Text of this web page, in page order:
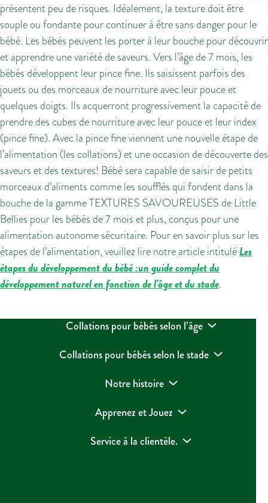
présentent peu de risques. Idéalement, la texture doit être
souple ou fondante pour continuer à être sans danger pour le
bébé. Les bébés peuvent les porter à leur bouche pour découvrir
et apprendre une variété de saveurs. Vers l’âge de 7 mois, les
bébés développent leur pince fine. Ils saisissent parfois des
jouets ou des morceaux de nourriture avec leur pouce et
quelques doigts. Ils acquerront progressivement la capacité de
prendre des cubes de nourriture avec leur pouce et leur index
(pince fine). Avec la pince fine viennent une nouvelle étape de
l’alimentation (les collations) et une occasion de découverte des
saveurs et des textures! Bébé sera capable de saisir de petits
morceaux d’aliments comme les soufflés qui fondent dans la
bouche de la gamme TEXTURES SAVOUREUSES de Little
Bellies pour les bébés de 7 mois et plus, conçus pour une
alimentation autonome sécuritaire. Pour en savoir plus sur les
étapes de l’alimentation, veuillez lire notre article intitulé Les
étapes du développement du bébé :un guide complet du
développement naturel en fonction de l’âge et du stade.
Collations pour bébés selon l’âge
Collations pour bébés selon le stade
Notre histoire
Apprenez et Jouez
Service à la clientèle.